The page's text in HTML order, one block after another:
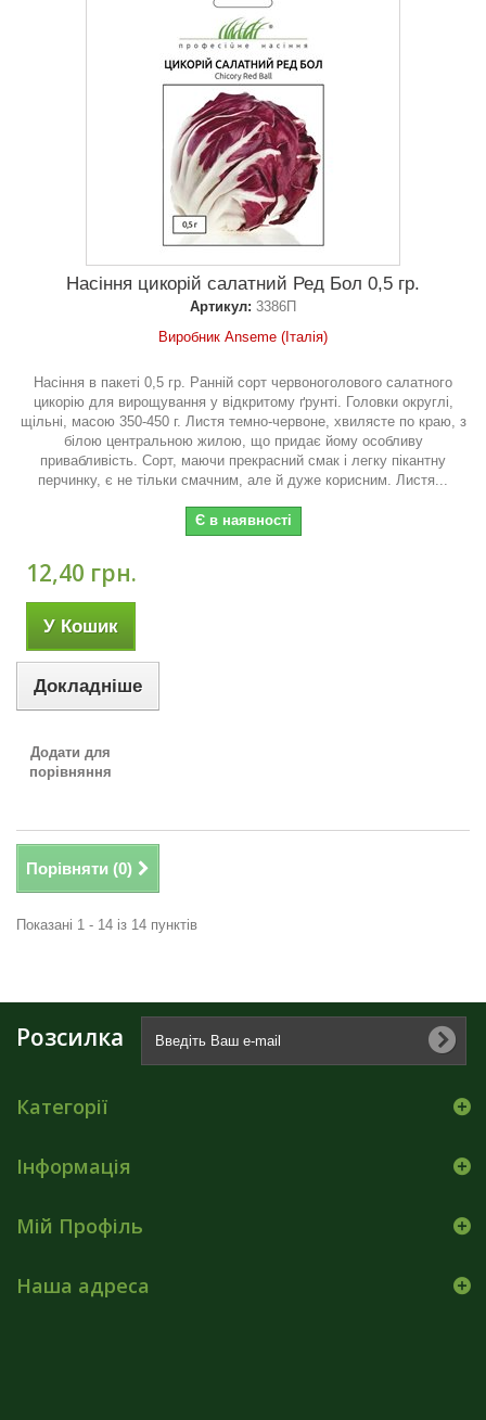
Насіння цикорій салатний Ред Бол 0,5 гр.
Артикул: 3386П
Виробник Anseme (Італія)
Насіння в пакеті 0,5 гр. Ранній сорт червоноголового салатного
цикорію для вирощування у відкритому ґрунті. Головки округлі,
щільні, масою 350-450 г. Листя темно-червоне, хвилясте по краю, з
білою центральною жилою, що придає йому особливу
привабливість. Сорт, маючи прекрасний смак і легку пікантну
перчинку, є не тільки смачним, але й дуже корисним. Листя...
Є в наявності
12,40 грн.
У Кошик
Докладніше
Додати для
порівняння
Порівняти (0)
Показані 1 - 14 із 14 пунктів
Розсилка
Категорії
Інформація
Мій Профіль
Наша адреса